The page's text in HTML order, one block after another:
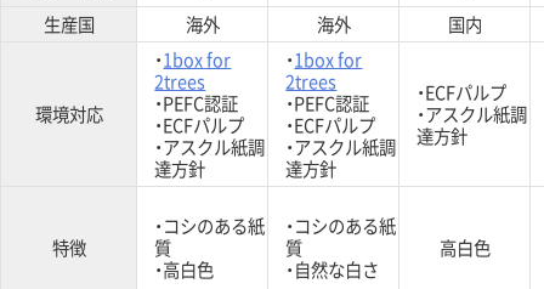
生産国 海外 海外 国内
環境対応
・1box for
2trees
・PEFC認証
・ECFパルプ
・アスクル紙調
達方針
・1box for
2trees
・PEFC認証
・ECFパルプ
・アスクル紙調
達方針
・ECFパルプ
・アスクル紙調
達方針
特徴
・コシのある紙
質
・高白色
・コシのある紙
質
・自然な白さ
高白色